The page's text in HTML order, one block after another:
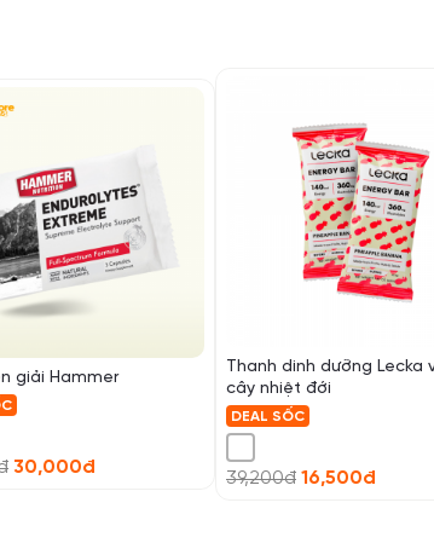
giải Hammer
30,000đ
Thanh dinh dưỡng Lecka
cây nhiệt đới
DEAL SỐC
39,200đ 16,500đ